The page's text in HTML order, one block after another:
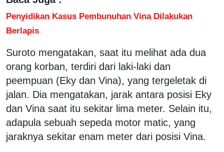
Penyidikan Kasus Pembunuhan Vina Dilakukan
Berlapis
Suroto mengatakan, saat itu melihat ada dua
orang korban, terdiri dari laki-laki dan
peempuan (Eky dan Vina), yang tergeletak di
jalan. Dia mengatakan, jarak antara posisi Eky
dan Vina saat itu sekitar lima meter. Selain itu,
adapula sebuah sepeda motor matic, yang
jaraknya sekitar enam meter dari posisi Vina.